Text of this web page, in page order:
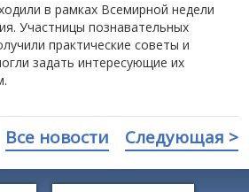
в рамках Всемирной недели
Участницы познавательных
практические советы и
задать интересующие их
Все новости Следующая >